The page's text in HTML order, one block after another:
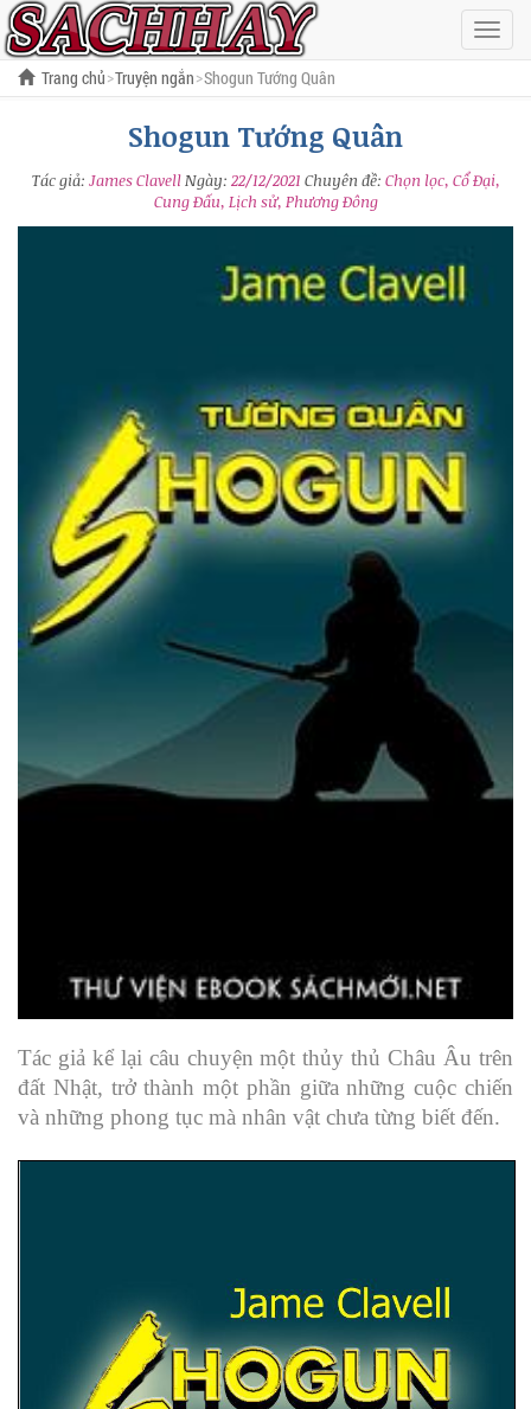
Hiện
menu
Trang chủ Truyện ngắn Shogun Tướng Quân
Shogun Tướng Quân
Tác giả: James ClavellNgày: 22/12/2021 Chuyên đề: Chọn lọc, Cổ Đại,
Cung Đấu, Lịch sử, Phương Đông
Tác giả kể lại câu chuyện một thủy thủ Châu Âu trên
đất Nhật, trở thành một phần giữa những cuộc chiến
và những phong tục mà nhân vật chưa từng biết đến.